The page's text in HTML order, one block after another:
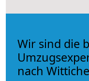
Wir sind die
nach